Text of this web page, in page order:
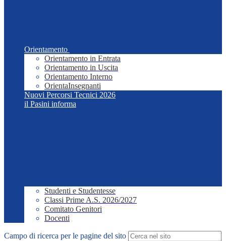
Orientamento
Orientamento in Entrata
Orientamento in Uscita
Orientamento Interno
OrientaInsegnanti
Nuovi Percorsi Tecnici 2026
il Pasini informa
Studenti e Studentesse
Classi Prime A.S. 2026/2027
Comitato Genitori
Docenti
Campo di ricerca per le pagine del sito